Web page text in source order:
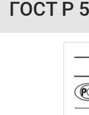
ГОСТ Р